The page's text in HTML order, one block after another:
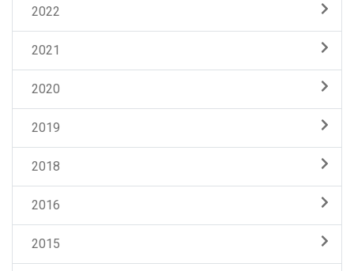
2022
2021
2020
2019
2018
2016
2015